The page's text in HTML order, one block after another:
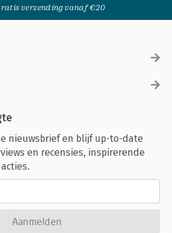
verzending vanaf €20
nieuwsbrief en blijf up-to-date
en recensies, inspirerende
Aanmelden